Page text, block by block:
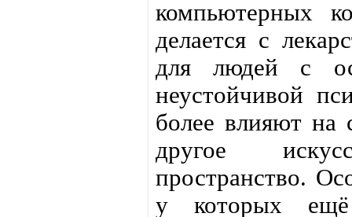
компьютерных
делается с
для людей с
неустойчивой
более влияют на
другое
пространство.
у которых ещё